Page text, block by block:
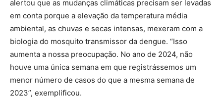
alertou que as mudanças climáticas precisam ser levadas
em conta porque a elevação da temperatura média
ambiental, as chuvas e secas intensas, mexeram com a
biologia do mosquito transmissor da dengue. “Isso
aumenta a nossa preocupação. No ano de 2024, não
houve uma única semana em que registrássemos um
menor número de casos do que a mesma semana de
2023”, exemplificou.